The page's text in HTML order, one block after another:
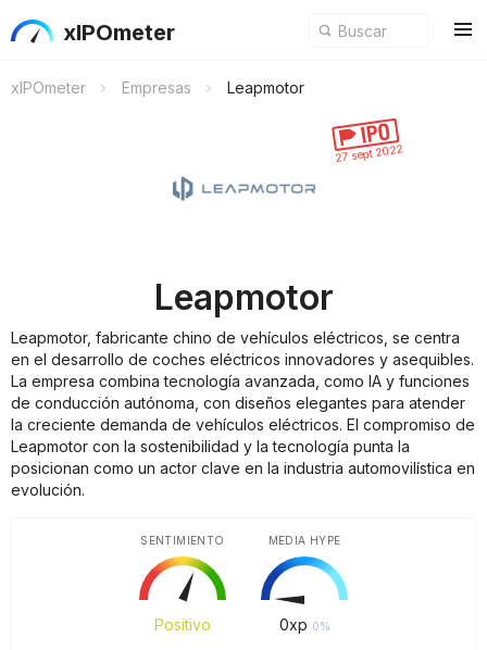
xIPOmeter
xIPOmeter Empresas Leapmotor
27 sept 2022
Leapmotor
Leapmotor, fabricante chino de vehículos eléctricos, se centra
en el desarrollo de coches eléctricos innovadores y asequibles.
La empresa combina tecnología avanzada, como IA y funciones
de conducción autónoma, con diseños elegantes para atender
la creciente demanda de vehículos eléctricos. El compromiso de
Leapmotor con la sostenibilidad y la tecnología punta la
posicionan como un actor clave en la industria automovilística en
evolución.
Positivo
SENTIMIENTO
0xp 0%
MEDIA HYPE